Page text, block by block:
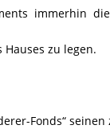
immerhin die
zu legen.
Fonds“ seinen